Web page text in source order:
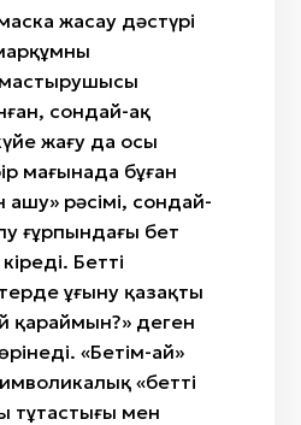
жасау дәстүрі
сондай-ақ
жағу да осы
мағынада бұған
ашу» рәсімі, сондай-
ғұрпындағы бет
Бетті
ұғыну қазақтың
қараймын?» деген
«Бетім-ай»
«бетті
тұтастығы мен